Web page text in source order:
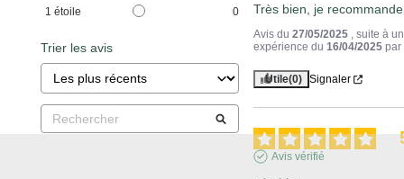
1 étoile 0
Trier les avis
Très bien, je recommande
Avis du27/05/2025 , suite à
expérience du16/04/2025 par
Utile(0) Signaler
Avis vérifié